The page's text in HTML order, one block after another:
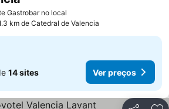
Gastrobar no local
km de Catedral de Valencia
14 sites Ver preços